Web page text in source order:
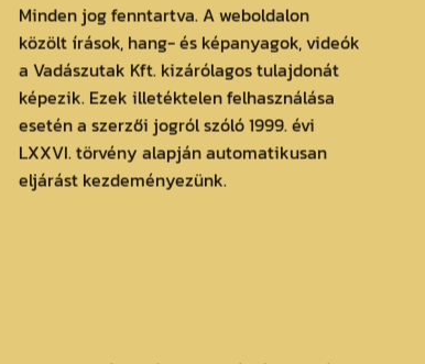
Minden jog fenntartva. A weboldalon
közölt írások, hang- és képanyagok, videók
a Vadászutak Kft. kizárólagos tulajdonát
képezik. Ezek illetéktelen felhasználása
esetén a szerzői jogról szóló 1999. évi
LXXVI. törvény alapján automatikusan
eljárást kezdeményezünk.